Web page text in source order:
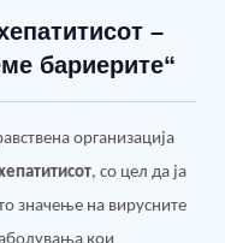
–
бариерите“
организација
, со цел да ја
значење на вирусните